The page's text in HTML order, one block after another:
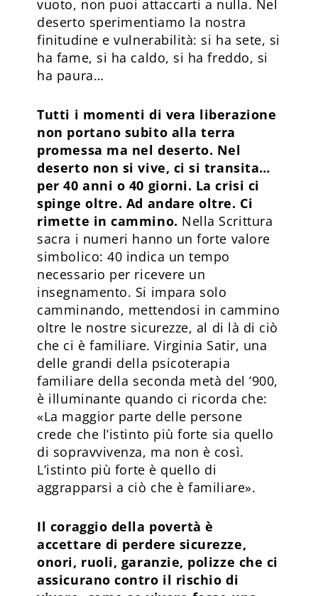
vuoto, non puoi attaccarti a nulla. Nel
deserto sperimentiamo la nostra
finitudine e vulnerabilità: si ha sete, si
ha fame, si ha caldo, si ha freddo, si
ha paura…
Tutti i momenti di vera liberazione
non portano subito alla terra
promessa ma nel deserto. Nel
deserto non si vive, ci si transita…
per 40 anni o 40 giorni. La crisi ci
spinge oltre. Ad andare oltre. Ci
rimette in cammino. Nella Scrittura
sacra i numeri hanno un forte valore
simbolico: 40 indica un tempo
necessario per ricevere un
insegnamento. Si impara solo
camminando, mettendosi in cammino
oltre le nostre sicurezze, al di là di ciò
che ci è familiare. Virginia Satir, una
delle grandi della psicoterapia
familiare della seconda metà del ’900,
è illuminante quando ci ricorda che:
«La maggior parte delle persone
crede che l’istinto più forte sia quello
di sopravvivenza, ma non è così.
L’istinto più forte è quello di
aggrapparsi a ciò che è familiare».
Il coraggio della povertà è
accettare di perdere sicurezze,
onori, ruoli, garanzie, polizze che ci
assicurano contro il rischio di